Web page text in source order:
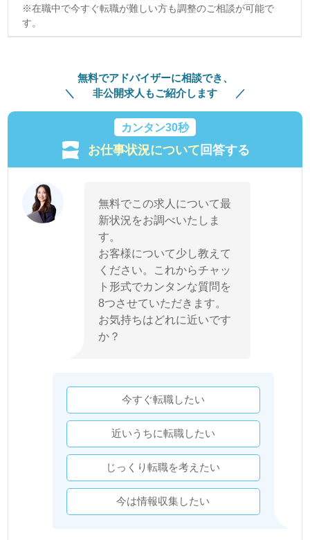
※在職中で今すぐ転職が難しい方も調整のご相談が可能で
す。
無料でアドバイザーに相談でき、
非公開求人もご紹介します
カンタン30秒
お仕事状況について回答する
無料でこの求人について最
新状況をお調べいたしま
す。
お客様について少し教えて
ください。これからチャッ
ト形式でカンタンな質問を
8つさせていただきます。
お気持ちはどれに近いです
か？
今すぐ転職したい
近いうちに転職したい
じっくり転職を考えたい
今は情報収集したい